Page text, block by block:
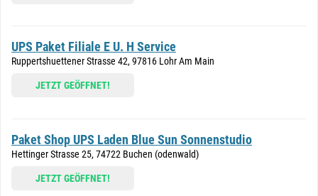
UPS Paket Filiale E U. H Service
Ruppertshuettener Strasse 42, 97816 Lohr Am Main
JETZT GEÖFFNET!
Paket Shop UPS Laden Blue Sun Sonnenstudio
Hettinger Strasse 25, 74722 Buchen (odenwald)
JETZT GEÖFFNET!